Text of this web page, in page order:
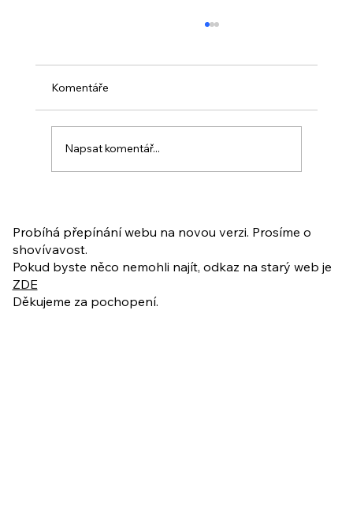
ukázkové lekce
Komentáře
Napsat komentář...
Probíhá přepínání webu na novou verzi. Prosíme o
shovívavost.
Pokud byste něco nemohli najít, odkaz na starý web je
ZDE
Děkujeme za pochopení.